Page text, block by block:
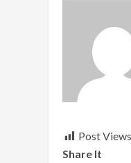
Post
Share It